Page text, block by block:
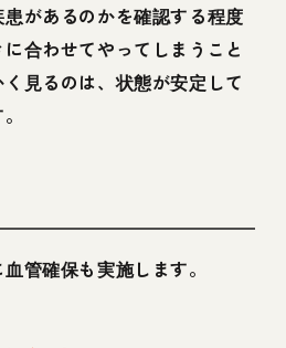
があるのかを確認する程度
合わせてやってしまうこと
見るのは、状態が安定して
管確保も実施します。